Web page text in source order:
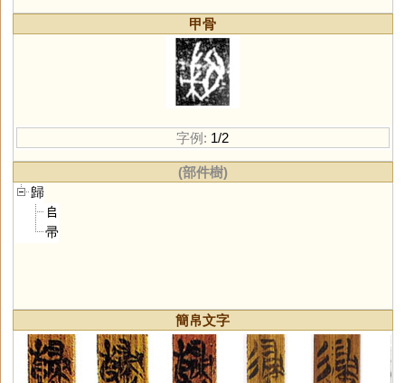
甲骨
字例: 1/2
(部件樹)
歸
𠂤
帚
簡帛文字